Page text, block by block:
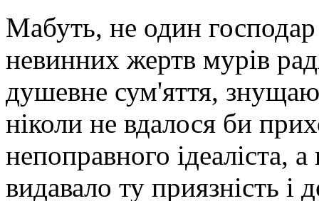
Мабуть, не один
невинних жертв мурів
душевне сум'яття,
ніколи не вдалося би
непоправного ідеаліста,
видавало ту приязність і